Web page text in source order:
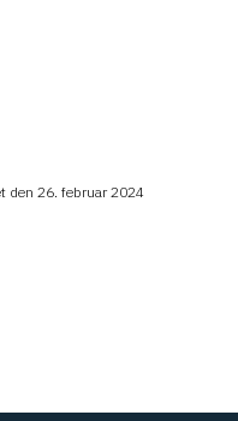
den 26. februar 2024